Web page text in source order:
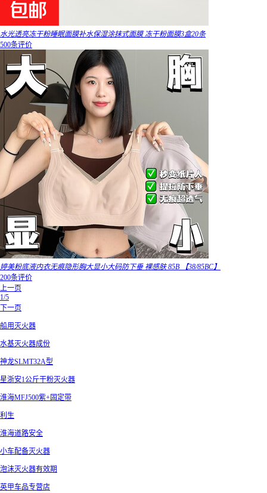
水光透亮冻干粉睡眠面膜补水保湿涂抹式面膜 冻干粉面膜3盒20条
500条评价
婷美粉底液内衣无痕隐形胸大显小大码防下垂 裸感肤 85B 【38/85BC】
200条评价
上一页
1/5
下一页
船用灭火器
水基灭火器成份
神龙SLMT32A型
星浙安1公斤干粉灭火器
淮海MFJ500紫+固定带
利生
淮海道路安全
小车配备灭火器
泡沫灭火器有效期
英甲车品专营店